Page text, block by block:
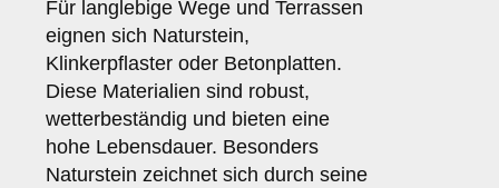
Für langlebige Wege und Terrassen
eignen sich Naturstein,
Klinkerpflaster oder Betonplatten.
Diese Materialien sind robust,
wetterbeständig und bieten eine
hohe Lebensdauer. Besonders
Naturstein zeichnet sich durch seine